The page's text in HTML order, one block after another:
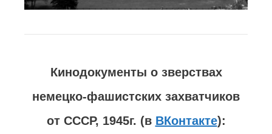
Кинодокументы о зверствах
немецко-фашистских захватчиков
от СССР, 1945г. (в ВКонтакте):